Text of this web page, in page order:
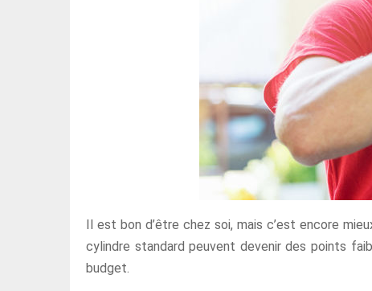
Il est bon d’être chez soi, mais c’est encore
cylindre standard peuvent devenir des points
budget.